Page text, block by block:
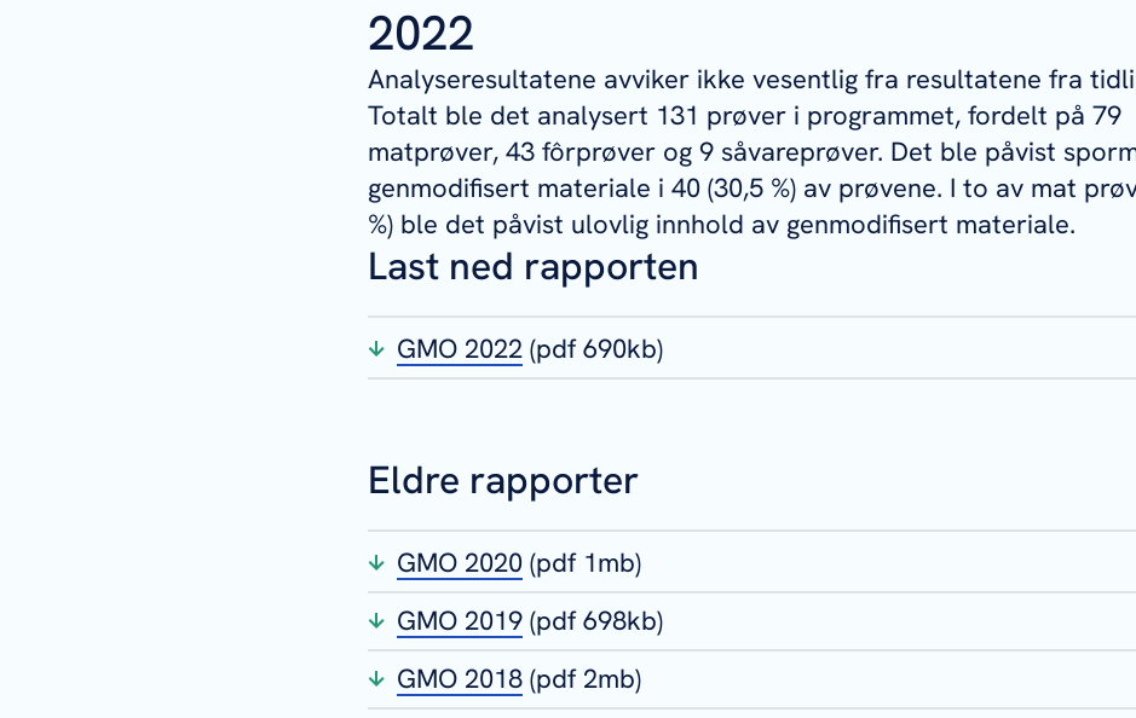
2022
Analyseresultatene avviker ikke vesentlig fra resultatene fra
Totalt ble det analysert 131 prøver i programmet, fordelt på 79
matprøver, 43 fôrprøver og 9 såvareprøver. Det ble påvist
genmodifisert materiale i 40 (30,5 %) av prøvene. I to av mat
%) ble det påvist ulovlig innhold av genmodifisert materiale.
Last ned rapporten
GMO 2022 (pdf 690kb)
Eldre rapporter
GMO 2020 (pdf 1mb)
GMO 2019 (pdf 698kb)
GMO 2018 (pdf 2mb)